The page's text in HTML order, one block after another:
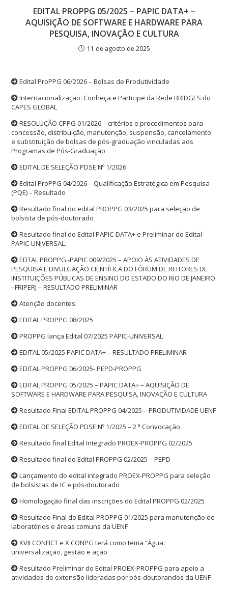
EDITAL PROPPG 05/2025 – PAPIC DATA+ –
AQUISIÇÃO DE SOFTWARE E HARDWARE PARA
PESQUISA, INOVAÇÃO E CULTURA
11 de agosto de 2025
Edital ProPPG 06/2026 – Bolsas de Produtividade
Internacionalização: Conheça e Participe da Rede BRIDGES do
CAPES GLOBAL
RESOLUÇÃO CPPG 01/2026 – critérios e procedimentos para
concessão, distribuição, manutenção, suspensão, cancelamento
e substituição de bolsas de pós-graduação vinculadas aos
Programas de Pós-Graduação
EDITAL DE SELEÇÃO PDSE Nº 1/2026
Edital ProPPG 04/2026 – Qualificação Estratégica em Pesquisa
(PQE) – Resultado
Resultado final do edital PROPPG 03/2025 para seleção de
bolsista de pós-doutorado
Resultado final do Edital PAPIC-DATA+ e Preliminar do Edital
PAPIC-UNIVERSAL.
EDTAL PROPPG -PAPIC 009/2025 – APOIO ÀS ATIVIDADES DE
PESQUISA E DIVULGAÇÃO CIENTÍFICA DO FÓRUM DE REITORES DE
INSTITUIÇÕES PÚBLICAS DE ENSINO DO ESTADO DO RIO DE JANEIRO
–FRIPERJ – RESULTADO PRELIMINAR
Atenção docentes:
EDITAL PROPPG 08/2025
PROPPG lança Edital 07/2025 PAPIC-UNIVERSAL
EDITAL 05/2025 PAPIC DATA+ – RESULTADO PRELIMINAR
EDITAL PROPPG 06/2025- PEPD-PROPPG
EDITAL PROPPG 05/2025 – PAPIC DATA+ – AQUISIÇÃO DE
SOFTWARE E HARDWARE PARA PESQUISA, INOVAÇÃO E CULTURA
Resultado Final EDITAL PROPPG 04/2025 – PRODUTIVIDADE UENF
EDITAL DE SELEÇÃO PDSE Nº 1/2025 – 2 ª Convocação
Resultado final Edital Integrado PROEX-PROPPG 02/2025
Resultado final do Edital PROPPG 02/2025 – PEPD
Lançamento do edital integrado PROEX-PROPPG para seleção
de bolsistas de IC e pós-doutorado
Homologação final das inscrições do Edital PROPPG 02/2025
Resultado Final do Edital PROPPG 01/2025 para manutenção de
laboratórios e áreas comuns da UENF
XVII CONFICT e X CONPG terá como tema “Água:
universalização, gestão e ação
Resultado Preliminar do Edital PROEX-PROPPG para apoio a
atividades de extensão lideradas por pós-doutorandos da UENF